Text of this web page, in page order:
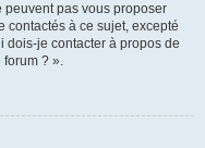
peuvent pas vous proposer
contactés à ce sujet, excepté
dois-je contacter à propos de
forum ? ».